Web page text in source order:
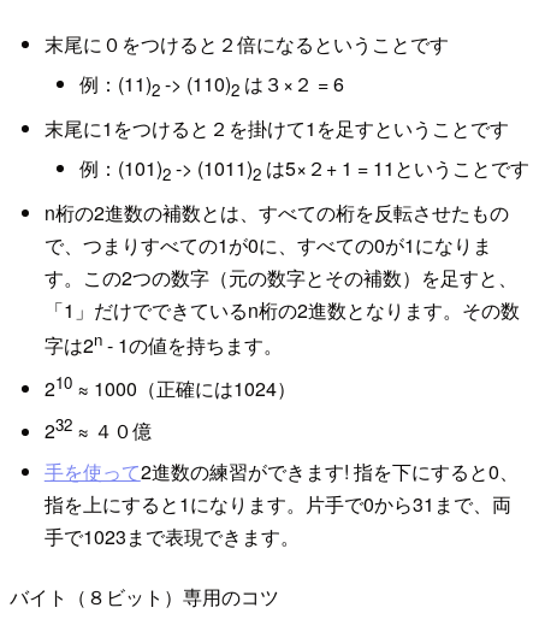
末尾に０をつけると２倍になるということです
例：(11)2-> (110)2は３×２ = 6
末尾に1をつけると２を掛けて1を足すということです
例：(101)2-> (1011)2は5×２+ 1 = 11ということです
n桁の2進数の補数とは、すべての桁を反転させたもの
で、つまりすべての1が0に、すべての0が1になりま
す。この2つの数字（元の数字とその補数）を足すと、
「1」だけでできているn桁の2進数となります。その数
字は2n- 1の値を持ちます。
210≈ 1000（正確には1024）
232≈ ４０億
手を使って2進数の練習ができます! 指を下にすると0、
指を上にすると1になります。片手で0から31まで、両
手で1023まで表現できます。
バイト（８ビット）専用のコツ